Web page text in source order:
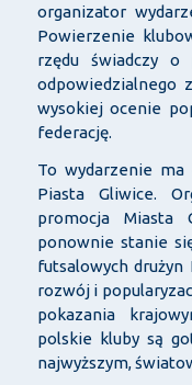
organizator
Powierzenie
rzędu świadczy o
odpowiedzialnego
wysokiej ocenie
federację.
To wydarzenie
Piasta Gliwice.
promocja Miasta
ponownie stanie
futsalowych drużyn
rozwój i
pokazania
polskie kluby są
najwyższym,